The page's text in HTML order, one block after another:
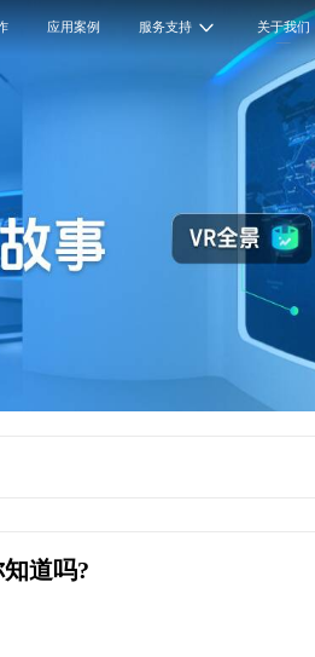
应用案例 服务支持 关于我们
道吗?